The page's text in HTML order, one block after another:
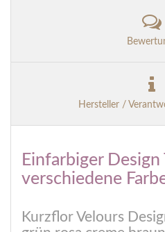
Hersteller /
Einfarbiger
verschiedene
Kurzflor Velours